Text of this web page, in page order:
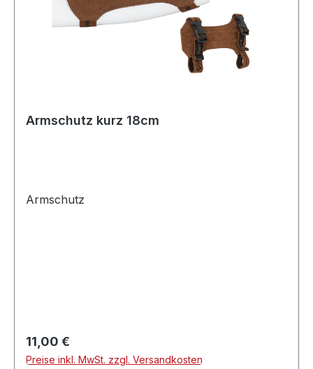
Armschutz kurz 18cm
Armschutz
Regulärer Preis:
11,00 €
Preise inkl. MwSt. zzgl. Versandkosten